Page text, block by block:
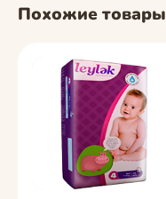
Похожие товары
фото скоро